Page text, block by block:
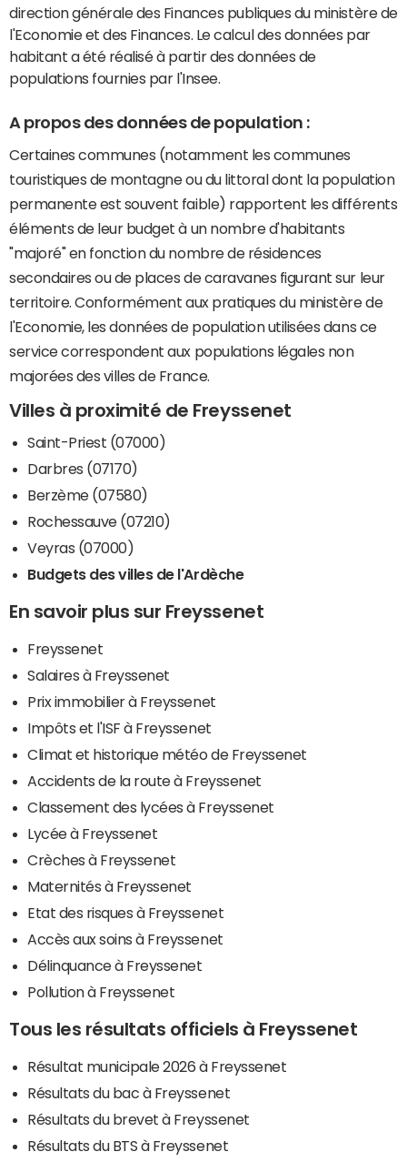
direction générale des Finances publiques du ministère de
l'Economie et des Finances. Le calcul des données par
habitant a été réalisé à partir des données de
populations fournies par l'Insee.
A propos des données de population :
Certaines communes (notamment les communes
touristiques de montagne ou du littoral dont la population
permanente est souvent faible) rapportent les différents
éléments de leur budget à un nombre d'habitants
"majoré" en fonction du nombre de résidences
secondaires ou de places de caravanes figurant sur leur
territoire. Conformément aux pratiques du ministère de
l'Economie, les données de population utilisées dans ce
service correspondent aux populations légales non
majorées des villes de France.
Villes à proximité de Freyssenet
Saint-Priest (07000)
Darbres (07170)
Berzème (07580)
Rochessauve (07210)
Veyras (07000)
Budgets des villes de l'Ardèche
En savoir plus sur Freyssenet
Freyssenet
Salaires à Freyssenet
Prix immobilier à Freyssenet
Impôts et l'ISF à Freyssenet
Climat et historique météo de Freyssenet
Accidents de la route à Freyssenet
Classement des lycées à Freyssenet
Lycée à Freyssenet
Crèches à Freyssenet
Maternités à Freyssenet
Etat des risques à Freyssenet
Accès aux soins à Freyssenet
Délinquance à Freyssenet
Pollution à Freyssenet
Tous les résultats officiels à Freyssenet
Résultat municipale 2026 à Freyssenet
Résultats du bac à Freyssenet
Résultats du brevet à Freyssenet
Résultats du BTS à Freyssenet